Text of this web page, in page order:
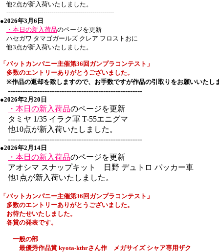
他2点が新入荷いたしました。
-------------------------------------------------------
●2026年3月6日
・本日の新入荷品のページを更新
ハセガワ タマゴガールズ クレア フロストおに
他3点が新入荷いたしました。
「バットカンパニー主催第36回 ガンプラコンテスト」
多数のエントリーありがとうございました。
※作品の返却を致しますので、お手数ですが作品の引取りをお願いいたし
-------------------------------------------------------
●2026年2月20日
・本日の新入荷品のページを更新
タミヤ 1/35 イラク軍 T-55エニグマ
他10点が新入荷いたしました。
-------------------------------------------------------
●2026年2月14日
・本日の新入荷品のページを更新
アオシマ スナップキット 日野 デュトロ パッカー車
他1点が新入荷いたしました。
「バットカンパニー主催第36回 ガンプラコンテスト」
多数のエントリーありがとうございました。
お待たせいたしました。
各賞の発表です。
一般の部
最優秀作品賞 kyota-kthrさん作 メガサイズ シャア専用ザク